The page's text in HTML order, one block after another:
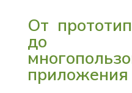
От
до
приложения